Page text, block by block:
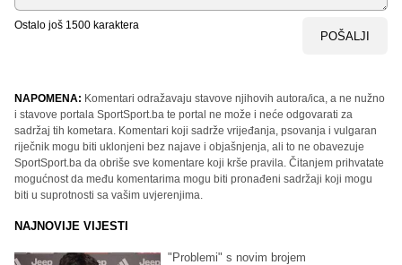
Ostalo još 1500 karaktera
POŠALJI
NAPOMENA: Komentari odražavaju stavove njihovih autora/ica, a ne nužno
i stavove portala SportSport.ba te portal ne može i neće odgovarati za
sadržaj tih kometara. Komentari koji sadrže vrijeđanja, psovanja i vulgaran
riječnik mogu biti uklonjeni bez najave i objašnjenja, ali to ne obavezuje
SportSport.ba da obriše sve komentare koji krše pravila. Čitanjem prihvatate
mogućnost da među komentarima mogu biti pronađeni sadržaji koji mogu
biti u suprotnosti sa vašim uvjerenjima.
NAJNOVIJE VIJESTI
"Problemi" s novim brojem